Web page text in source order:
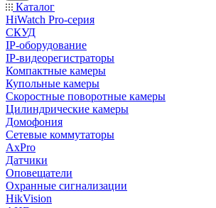
Каталог
HiWatch Pro-серия
CКУД
IP-оборудование
IP-видеорегистраторы
Компактные камеры
Купольные камеры
Скоростные поворотные камеры
Цилиндрические камеры
Домофония
Сетевые коммутаторы
AxPro
Датчики
Оповещатели
Охранные сигнализации
HikVision